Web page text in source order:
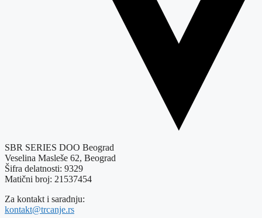
SBR SERIES DOO Beograd
Veselina Masleše 62, Beograd
Šifra delatnosti: 9329
Matični broj: 21537454
Za kontakt i saradnju:
kontakt@trcanje.rs